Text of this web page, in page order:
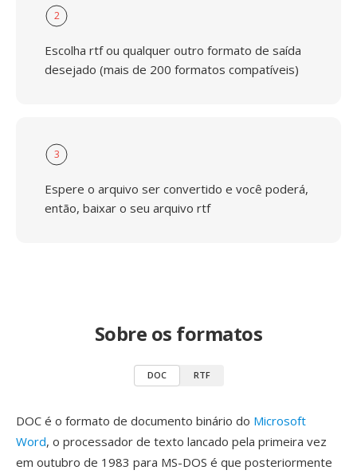
2
Escolha rtf ou qualquer outro formato de saída
desejado (mais de 200 formatos compatíveis)
3
Espere o arquivo ser convertido e você poderá,
então, baixar o seu arquivo rtf
Sobre os formatos
DOC RTF
DOC é o formato de documento binário do Microsoft
Word, o processador de texto lancado pela primeira vez
em outubro de 1983 para MS-DOS é que posteriormente